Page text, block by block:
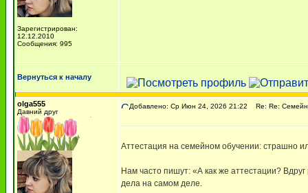
Зарегистрирован:
12.12.2010
Сообщения: 995
Вернуться к началу
olga555
Давний друг
Добавлено: Ср Июн 24, 2026 21:22 Re: Re:
Аттестация на семейном обучении: страшно
Нам часто пишут: «А как же аттестации?
дела на самом деле.